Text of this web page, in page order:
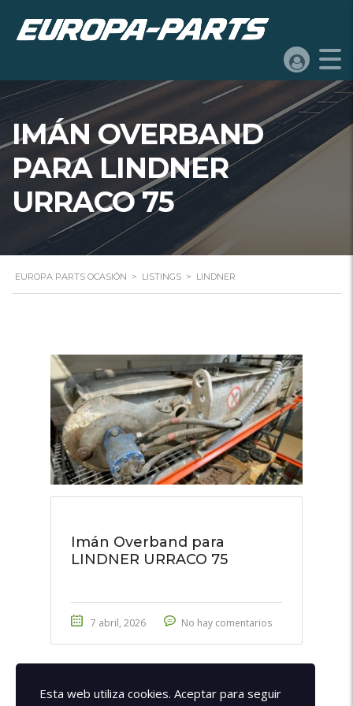
IMÁN OVERBAND
PARA LINDNER
URRACO 75
EUROPA PARTS OCASIÓN > LISTINGS > LINDNER
Imán Overband para
LINDNER URRACO 75
7 abril, 2026 No hay comentarios
Esta web utiliza cookies. Aceptar para seguir